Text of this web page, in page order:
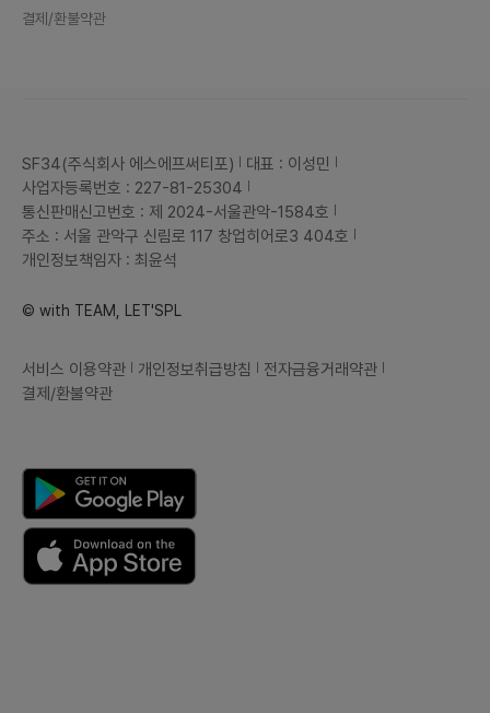
결제/환불약관
SF34(주식회사 에스에프써티포)
대표 : 이성민
사업자등록번호 : 227-81-25304
통신판매신고번호 : 제 2024-서울관악-1584호
주소 : 서울 관악구 신림로 117 창업히어로3 404호
개인정보책임자 : 최윤석
© with TEAM, LET'SPL
서비스 이용약관 개인정보취급방침
전자금융거래약관
결제/환불약관